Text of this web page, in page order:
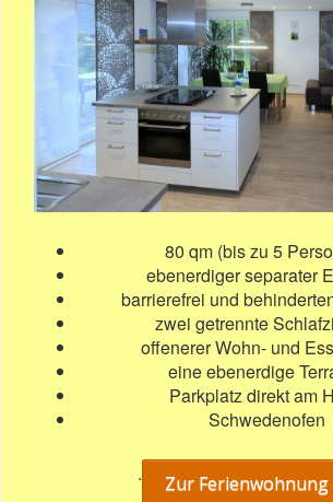
80 qm (bis zu 5
ebenerdiger separater
barrierefrei und
zwei getrennte
offenerer Wohn- und
eine ebenerdige
Parkplatz direkt am
Schwedenofen
. Zur Ferienwohnung